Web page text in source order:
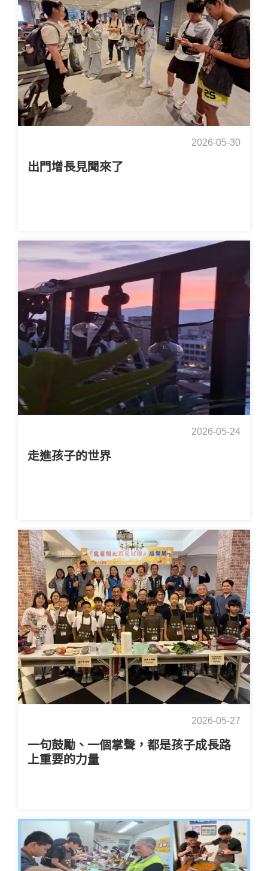
2026-05-30
出門增長見聞來了
2026-05-24
走進孩子的世界
2026-05-27
一句鼓勵、一個掌聲，都是孩子成長路
上重要的力量